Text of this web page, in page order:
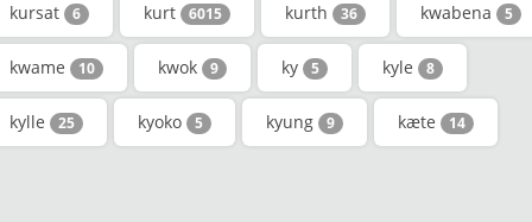
kursat 6 kurt 6015 kurth 36 kwabena 5
kwame 10 kwok 9 ky 5 kyle 8
kylle 25 kyoko 5 kyung 9 kæte 14